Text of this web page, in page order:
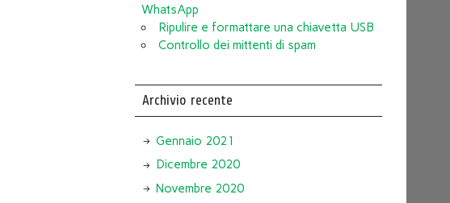
WhatsApp
Ripulire e formattare una chiavetta USB
Controllo dei mittenti di spam
Archivio recente
Gennaio 2021
Dicembre 2020
Novembre 2020